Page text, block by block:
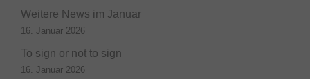
Weitere News im Januar
16. Januar 2026
To sign or not to sign
16. Januar 2026